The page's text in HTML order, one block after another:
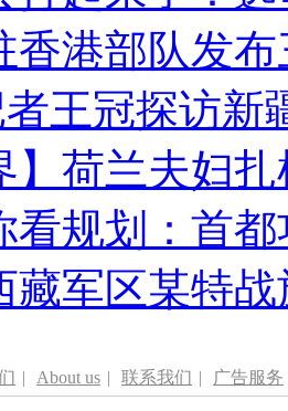
香港部队发
王冠探访新
】荷兰夫妇
看规划：首
藏军区某特
| About us | 联系我们 | 广告服务